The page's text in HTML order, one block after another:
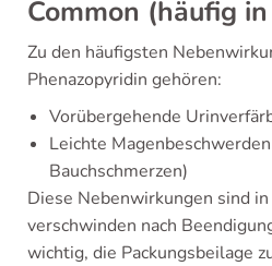
Common (häufig
Zu den häufigsten
Phenazopyridin gehören:
Vorübergehende
Leichte
Bauchschmerzen)
Diese Nebenwirkungen sind
verschwinden nach
wichtig, die Packungsbeilage